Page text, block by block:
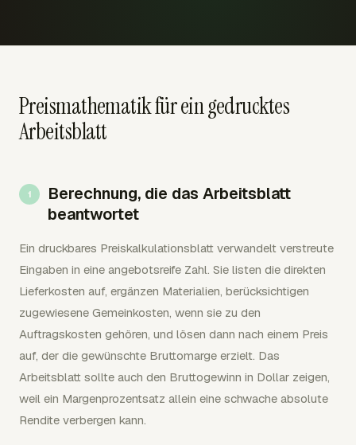
Preismathematik für ein gedrucktes
Arbeitsblatt
Berechnung, die das Arbeitsblatt
beantwortet
Ein druckbares Preiskalkulationsblatt verwandelt verstreute
Eingaben in eine angebotsreife Zahl. Sie listen die direkten
Lieferkosten auf, ergänzen Materialien, berücksichtigen
zugewiesene Gemeinkosten, wenn sie zu den
Auftragskosten gehören, und lösen dann nach einem Preis
auf, der die gewünschte Bruttomarge erzielt. Das
Arbeitsblatt sollte auch den Bruttogewinn in Dollar zeigen,
weil ein Margenprozentsatz allein eine schwache absolute
Rendite verbergen kann.